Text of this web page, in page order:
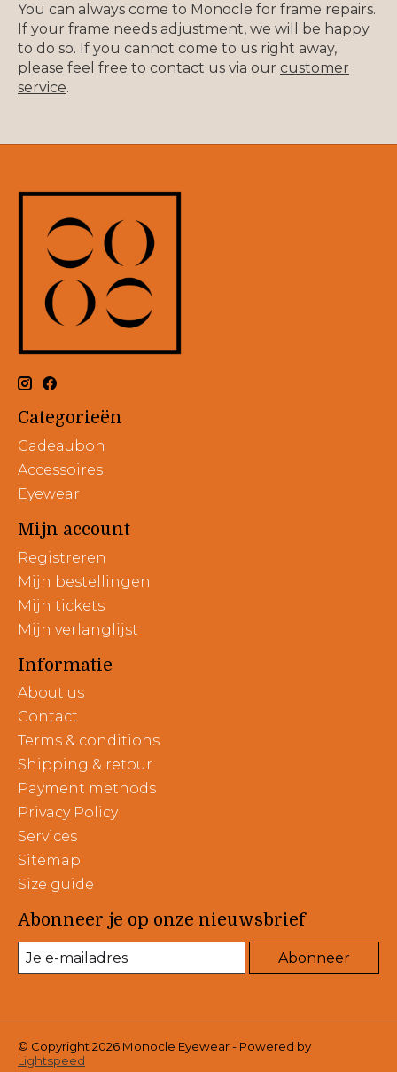
You can always come to Monocle for frame repairs.
If your frame needs adjustment, we will be happy
to do so. If you cannot come to us right away,
please feel free to contact us via our customer
service.
Categorieën
Cadeaubon
Accessoires
Eyewear
Mijn account
Registreren
Mijn bestellingen
Mijn tickets
Mijn verlanglijst
Informatie
About us
Contact
Terms & conditions
Shipping & retour
Payment methods
Privacy Policy
Services
Sitemap
Size guide
Abonneer je op onze nieuwsbrief
Abonneer
© Copyright 2026 Monocle Eyewear - Powered by
Lightspeed